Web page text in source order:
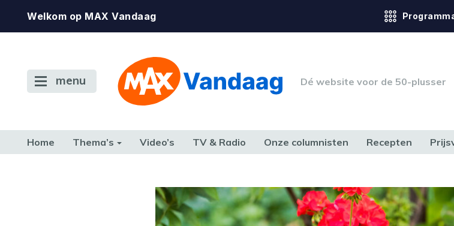
Welkom op MAX Vandaag
menu Dé website voor de 50-plusser
Home Thema’s Video’s TV & Radio Onze columnisten Recepten